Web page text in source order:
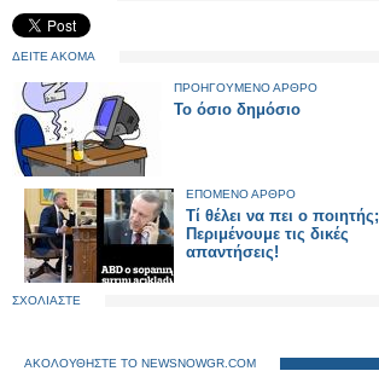
ΔΕΙΤΕ ΑΚΟΜΑ
ΠΡΟΗΓΟΥΜΕΝΟ ΑΡΘΡΟ
Το όσιο δημόσιο
ΕΠΟΜΕΝΟ ΑΡΘΡΟ
Τί θέλει να πει ο ποιητής;
Περιμένουμε τις δικές
απαντήσεις!
ΣΧΟΛΙΑΣΤΕ
ΑΚΟΛΟΥΘΗΣΤΕ ΤΟ NEWSNOWGR.COM